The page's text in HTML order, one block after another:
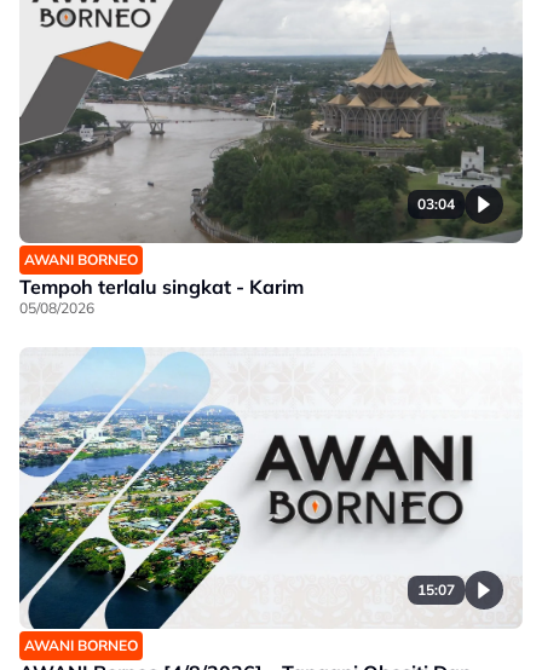
03:04
AWANI BORNEO
Tempoh terlalu singkat - Karim
05/08/2026
15:07
AWANI BORNEO